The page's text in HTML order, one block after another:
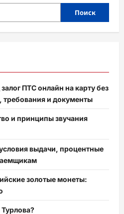
Поиск
ПТС онлайн на карту без
требования и документы
и принципы звучания
выдачи, процентные
золотые монеты: